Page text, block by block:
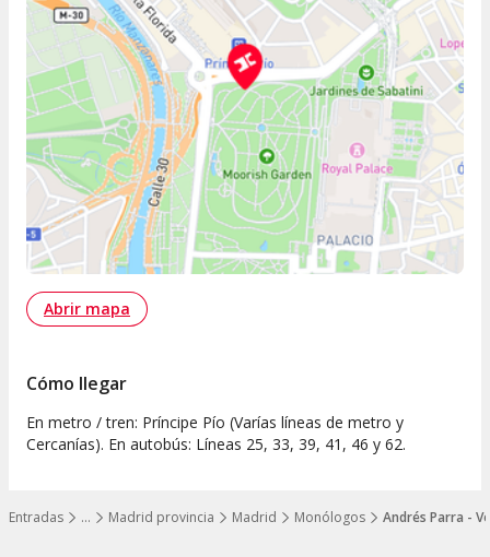
…
Mostrar todos los niveles
Entradas Madrid provincia Madrid Monólogos Andrés Parra -
Abrir mapa
Cómo llegar
En metro / tren: Príncipe Pío (Varías líneas de metro y
Cercanías). En autobús: Líneas 25, 33, 39, 41, 46 y 62.